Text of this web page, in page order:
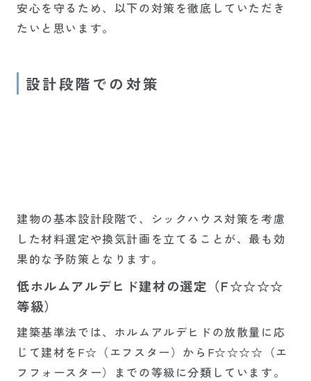
安心を守るため、以下の対策を徹底していただき
たいと思います。
設計段階での対策
建物の基本設計段階で、シックハウス対策を考慮
した材料選定や換気計画を立てることが、最も効
果的な予防策となります。
低ホルムアルデヒド建材の選定（F☆☆☆☆
等級）
建築基準法では、ホルムアルデヒドの放散量に応
じて建材をF☆（エフスター）からF☆☆☆☆（エ
フフォースター）までの等級に分類しています。